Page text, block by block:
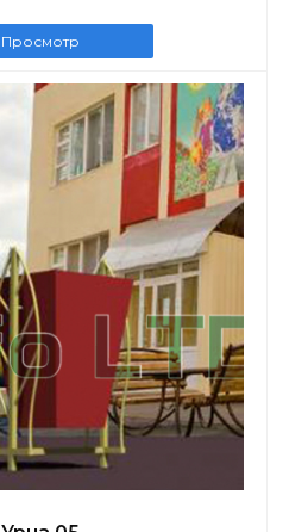
Просмотр